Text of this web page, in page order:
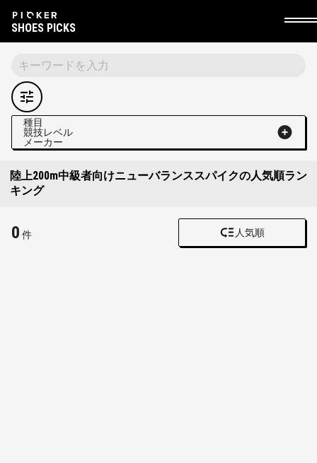
SHOES PICKS
種目
競技レベル
メーカー
陸上200m中級者向けニューバランススパイクの人気順ラン
キング
0 件 人気順